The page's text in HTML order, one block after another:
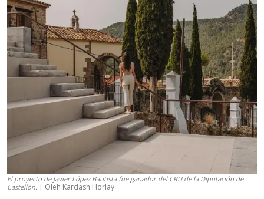
El proyecto de Javier López Bautista fue ganador del CRU de la Diputación de
Castellón. | Oleh Kardash Horlay